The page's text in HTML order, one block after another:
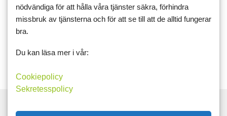
träning
grupper
nödvändiga för att hålla våra tjänster säkra, förhindra
missbruk av tjänsterna och för att se till att de alltid fungerar
bra.
Du kan läsa mer i vår:
Cookiepolicy
Sekretesspolicy